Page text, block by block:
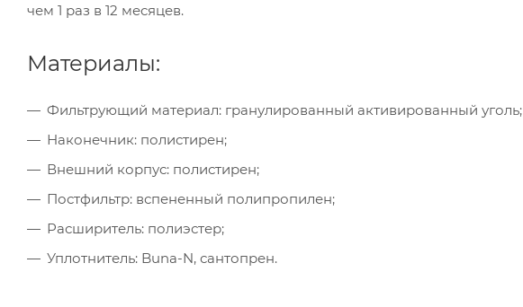
чем 1 раз в 12 месяцев.
Материалы:
Фильтрующий материал: гранулированный активированный уголь;
Наконечник: полистирен;
Внешний корпус: полистирен;
Постфильтр: вспененный полипропилен;
Расширитель: полиэстер;
Уплотнитель: Buna-N, сантопрен.